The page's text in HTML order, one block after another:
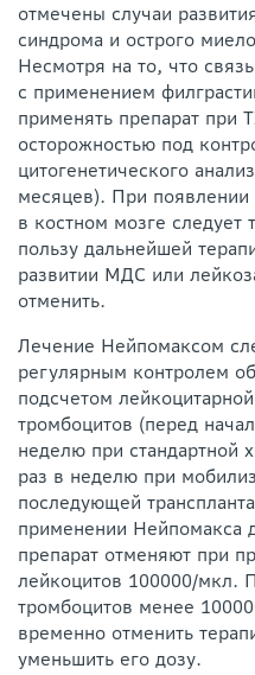
отмечены случаи
синдрома и острого
Несмотря на то, что
с применением
применять препарат при
осторожностью под
цитогенетического
месяцев). При появлении
в костном мозге следует
пользу дальнейшей
развитии МДС или
отменить.
Лечение Нейпомаксом
регулярным контролем
подсчетом
тромбоцитов (перед
неделю при стандартной
раз в неделю при
последующей
применении Нейпомакса
препарат отменяют при
лейкоцитов 100000/мкл.
тромбоцитов менее
временно отменить
уменьшить его дозу.